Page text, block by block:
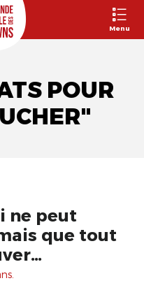
Menu
POUR
ne peut
que tout